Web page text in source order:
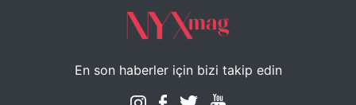
En son haberler için bizi takip edin